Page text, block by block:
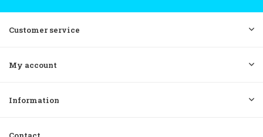
Customer service
My account
Information